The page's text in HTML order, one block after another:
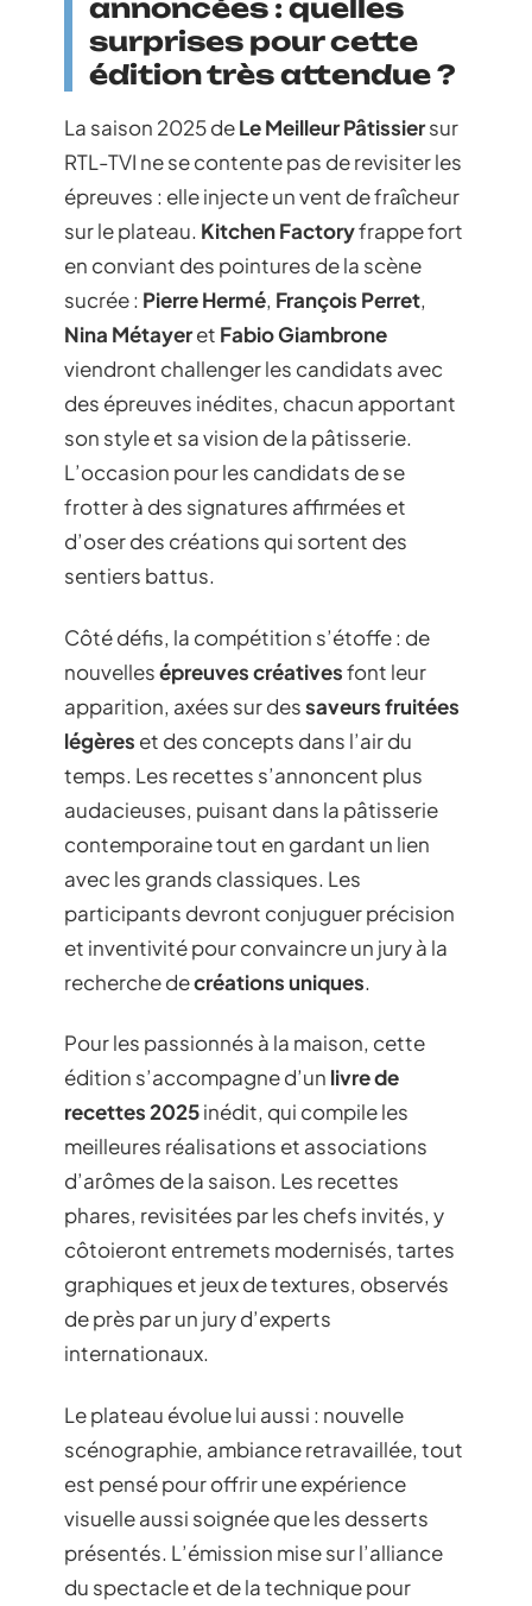
annoncées : quelles
surprises pour cette
édition très attendue ?
La saison 2025 deLe Meilleur Pâtissiersur
RTL-TVI ne se contente pas de revisiter les
épreuves : elle injecte un vent de fraîcheur
sur le plateau. Kitchen Factoryfrappe fort
en conviant des pointures de la scène
sucrée : Pierre Hermé, François Perret,
Nina Métayeret Fabio Giambrone
viendront challenger les candidats avec
des épreuves inédites, chacun apportant
son style et sa vision de la pâtisserie.
L’occasion pour les candidats de se
frotter à des signatures affirmées et
d’oser des créations qui sortent des
sentiers battus.
Côté défis, la compétition s’étoffe : de
nouvellesépreuves créativesfont leur
apparition, axées sur dessaveurs fruitées
légères et des concepts dans l’air du
temps. Les recettes s’annoncent plus
audacieuses, puisant dans la pâtisserie
contemporaine tout en gardant un lien
avec les grands classiques. Les
participants devront conjuguer précision
et inventivité pour convaincre un jury à la
recherche decréations uniques.
Pour les passionnés à la maison, cette
édition s’accompagne d’un livre de
recettes 2025inédit, qui compile les
meilleures réalisations et associations
d’arômes de la saison. Les recettes
phares, revisitées par les chefs invités, y
côtoieront entremets modernisés, tartes
graphiques et jeux de textures, observés
de près par un jury d’experts
internationaux.
Le plateau évolue lui aussi : nouvelle
scénographie, ambiance retravaillée, tout
est pensé pour offrir une expérience
visuelle aussi soignée que les desserts
présentés. L’émission mise sur l’alliance
du spectacle et de la technique pour